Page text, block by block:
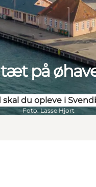
på
skal du opleve i
Foto: Lasse Hjort